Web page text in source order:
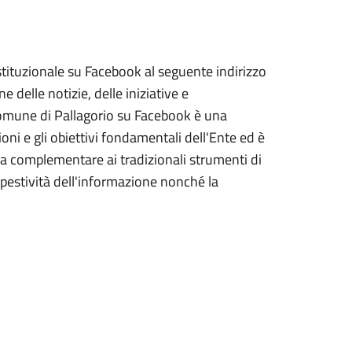
su Facebook al seguente indirizzo
delle notizie, delle iniziative e
di Pallagorio su Facebook è una
e gli obiettivi fondamentali dell'Ente ed è
complementare ai tradizionali strumenti di
dell'informazione nonché la